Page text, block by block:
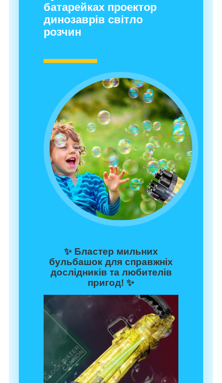
батарейках проектор
динозаврів світло
розчин
✨ Бластер мильних
бульбашок для справжніх
дослідників та любителів
пригод! ✨